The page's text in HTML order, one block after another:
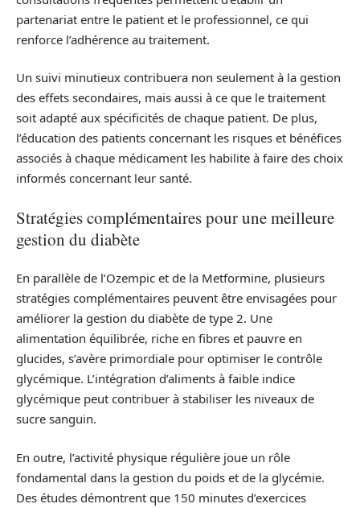
partenariat entre le patient et le professionnel, ce qui
renforce l’adhérence au traitement.
Un suivi minutieux contribuera non seulement à la gestion
des effets secondaires, mais aussi à ce que le traitement
soit adapté aux spécificités de chaque patient. De plus,
l’éducation des patients concernant les risques et bénéfices
associés à chaque médicament les habilite à faire des choix
informés concernant leur santé.
Stratégies complémentaires pour une meilleure
gestion du diabète
En parallèle de l’Ozempic et de la Metformine, plusieurs
stratégies complémentaires peuvent être envisagées pour
améliorer la gestion du diabète de type 2. Une
alimentation équilibrée, riche en fibres et pauvre en
glucides, s’avère primordiale pour optimiser le contrôle
glycémique. L’intégration d’aliments à faible indice
glycémique peut contribuer à stabiliser les niveaux de
sucre sanguin.
En outre, l’activité physique régulière joue un rôle
fondamental dans la gestion du poids et de la glycémie.
Des études démontrent que 150 minutes d’exercices